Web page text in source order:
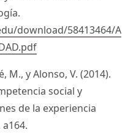
download/58413464/A
M., y Alonso, V. (2014).
social y
de la experiencia